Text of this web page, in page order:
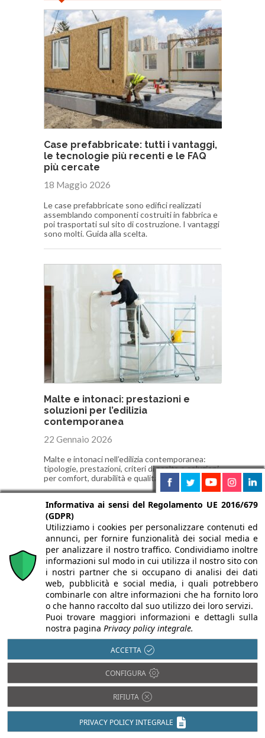
Case prefabbricate: tutti i vantaggi,
le tecnologie più recenti e le FAQ
più cercate
18 Maggio 2026
Le case prefabbricate sono edifici realizzati
assemblando componenti costruiti in fabbrica e
poi trasportati sul sito di costruzione. I vantaggi
sono molti. Guida alla scelta.
Malte e intonaci: prestazioni e
soluzioni per l’edilizia
contemporanea
22 Gennaio 2026
Malte e intonaci nell’edilizia contemporanea:
tipologie, prestazioni, criteri di scelta e soluzioni
per comfort, durabilità e qualità dell’involucro.
Edilizia libera: cosa si può fare
senza permessi nel 2025
5 Novembre 2025
Scopri cosa rientra in edilizia libera nel 2025:
tende, pergole, fotovoltaico e altri 17 interventi
senza permesso secondo il Decreto Salva Casa.
Informativa ai sensi del Regolamento UE 2016/679
(GDPR)
Utilizziamo i cookies per personalizzare contenuti ed
annunci, per fornire funzionalità dei social media e
per analizzare il nostro traffico. Condividiamo inoltre
informazioni sul modo in cui utilizza il nostro sito con
i nostri partner che si occupano di analisi dei dati
web, pubblicità e social media, i quali potrebbero
combinarle con altre informazioni che ha fornito loro
o che hanno raccolto dal suo utilizzo dei loro servizi.
Puoi trovare maggiori informazioni e dettagli sulla
nostra pagina Privacy policy integrale.
ACCETTA
CONFIGURA
RIFIUTA
PRIVACY POLICY INTEGRALE